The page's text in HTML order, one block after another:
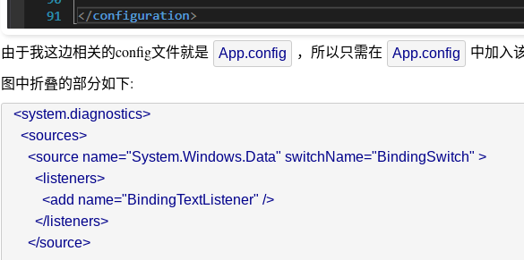
由于我这边相关的config文件就是 App.config ，所以只需在 App.config
中加入
图中折叠的部分如下:
  <system.diagnostics>
    <sources>
      <source name="System.Windows.Data" switchName="BindingSwitch" >
        <listeners>
          <add name="BindingTextListener" />
        </listeners>
      </source>